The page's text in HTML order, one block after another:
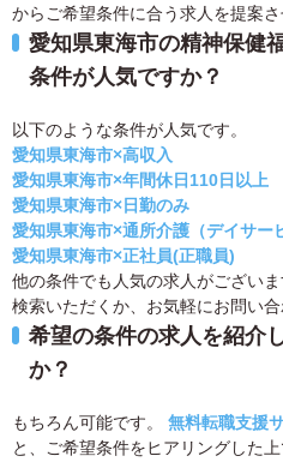
からご希望条件に合う求人を提案さ
愛知県東海市の精神保健
条件が人気ですか？
以下のような条件が人気です。
愛知県東海市×高収入
愛知県東海市×年間休日110日以上
愛知県東海市×日勤のみ
愛知県東海市×通所介護（デイサー
愛知県東海市×正社員(正職員)
他の条件でも人気の求人がござい
検索いただくか、お気軽にお問い合
希望の条件の求人を紹介
か？
もちろん可能です。 無料転職支援
と、ご希望条件をヒアリングした